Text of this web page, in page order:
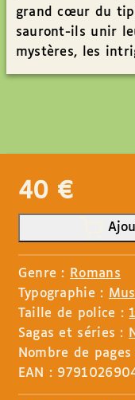
grand cœur du
sauront-ils unir
mystères, les
40 €
Genre : Romans
Typographie :
Taille de police :
Sagas et séries :
Nombre de
EAN :